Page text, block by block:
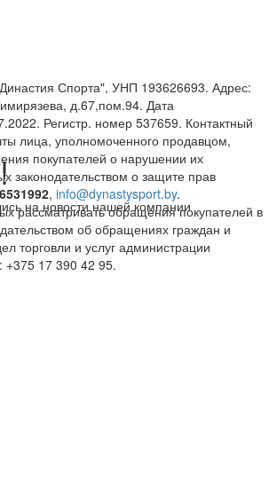
Спорта", УНП 193626693. Адрес:
д.67,пом.94. Дата
Регистр. номер 537659. Контактный
лица, уполномоченного продавцом,
покупателей о нарушении их
законодательством о защите прав
, info@dynastysport.by.
рассматривать обращения покупателей в
об обращениях граждан и
торговли и услуг администрации
+375 17 390 42 95.
на новости нашей компании